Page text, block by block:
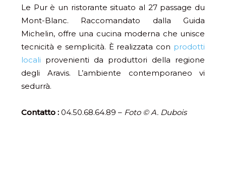
Le Pur è un ristorante situato al 27 passage du
Mont-Blanc. Raccomandato dalla Guida
Michelin, offre una cucina moderna che unisce
tecnicità e semplicità. È realizzata con prodotti
locali provenienti da produttori della regione
degli Aravis. L’ambiente contemporaneo vi
sedurrà.
Contatto : 04.50.68.64.89 – Foto © A. Dubois